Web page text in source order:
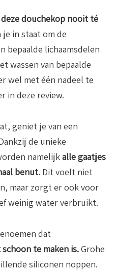
deze douchekop nooit té
in staat om de
bepaalde lichaamsdelen
wassen van bepaalde
wel met één nadeel te
in deze review.
geniet je van een
de unieke
namelijkalle gaatjes
benut. Dit voelt niet
maar zorgt er ook voor
weinig water verbruikt.
dat
te maken is.Grohe
siliconen noppen.